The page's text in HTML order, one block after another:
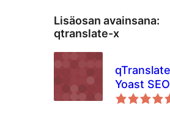
Lisäosan avainsana:
qtranslate-x
Yoast SEO